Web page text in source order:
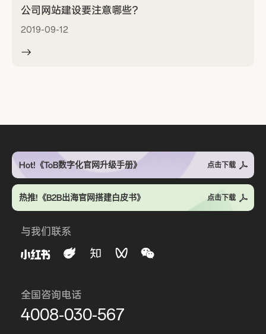
公司网站建设要注意哪些？
2019-09-12
Hot!《ToB数字化官网升级手册》 点击下载
热推!《B2B出海官网搭建白皮书》 点击下载
与我们联系
全国咨询电话
4008-030-567